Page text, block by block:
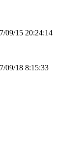
09/15 20:24:14
09/18 8:15:33